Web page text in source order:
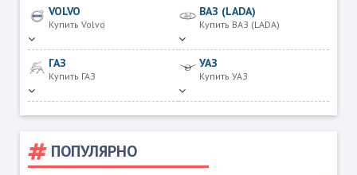
VOLVO
Купить Volvo
ВАЗ (LADA)
Купить ВАЗ (LADA)
ГАЗ
Купить ГАЗ
УАЗ
Купить УАЗ
ПОПУЛЯРНО